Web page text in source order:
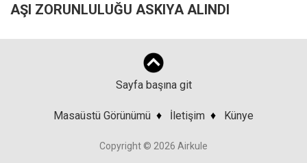
AŞI ZORUNLULUĞU ASKIYA ALINDI
Sayfa başına git
Masaüstü Görünümü ♦ İletişim ♦ Künye
Copyright © 2026 Airkule